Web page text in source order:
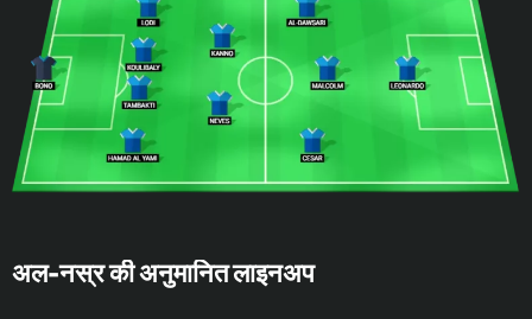
अल-नस्र की अनुमानित लाइनअप